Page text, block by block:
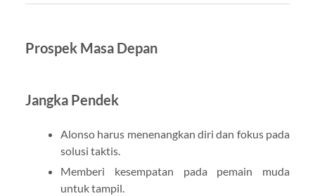
Prospek Masa Depan
Jangka Pendek
Alonso harus menenangkan diri dan fokus pada
solusi taktis.
Memberi kesempatan pada pemain muda
untuk tampil.